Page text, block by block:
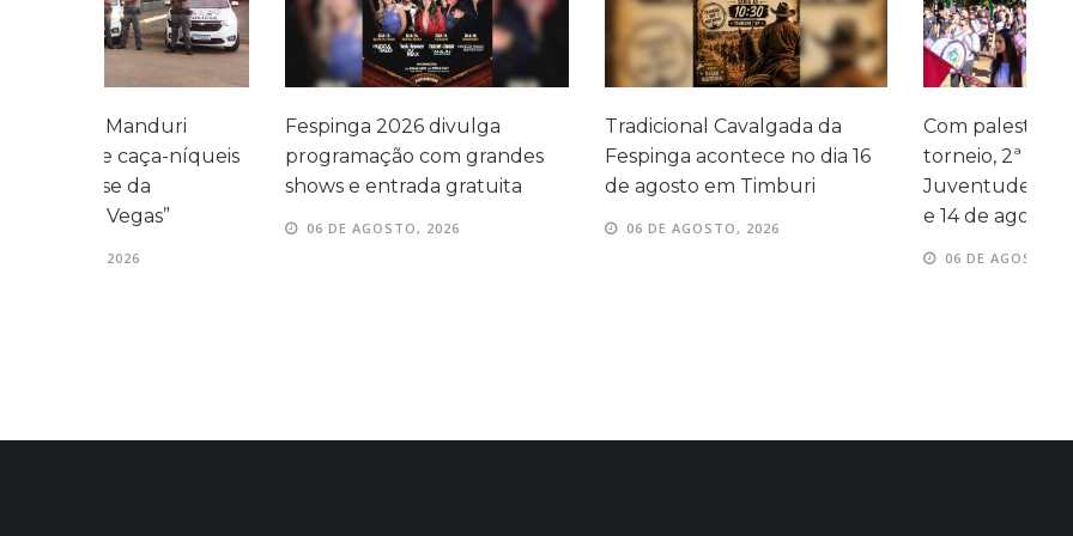
Fespinga 2026 divulga
programação com grandes
shows e entrada gratuita
06 DE AGOSTO, 2026
Tradicional Cavalgada da
Fespinga acontece no dia 16
de agosto em Timburi
06 DE AGOSTO, 2026
Com palestras, caminhada e
torneio, 2ª Semana da
Juventude acontece entre 11